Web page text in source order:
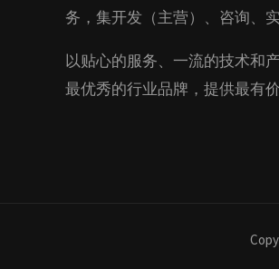
务，集开发（主营）、咨询、
以贴心的服务、一流的技术和
最优秀的行业品牌，提供最有